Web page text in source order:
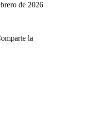
de 2026
la